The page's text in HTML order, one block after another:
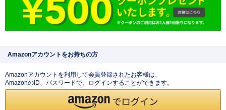
Amazonアカウントをお持ちの方
Amazonアカウントを利用して会員登録されたお客様は、
AmazonのID、パスワードで、ログインすることができます。